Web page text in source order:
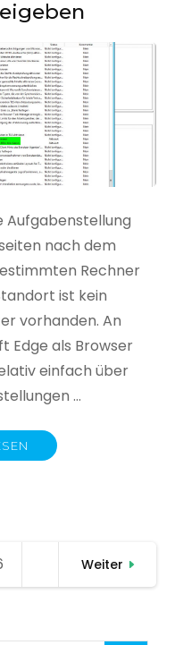
Directory
Aufgabenstellung
nach dem
Rechner
ist kein
vorhanden. An
Edge als Browser
einfach über
…
Seite Weiter